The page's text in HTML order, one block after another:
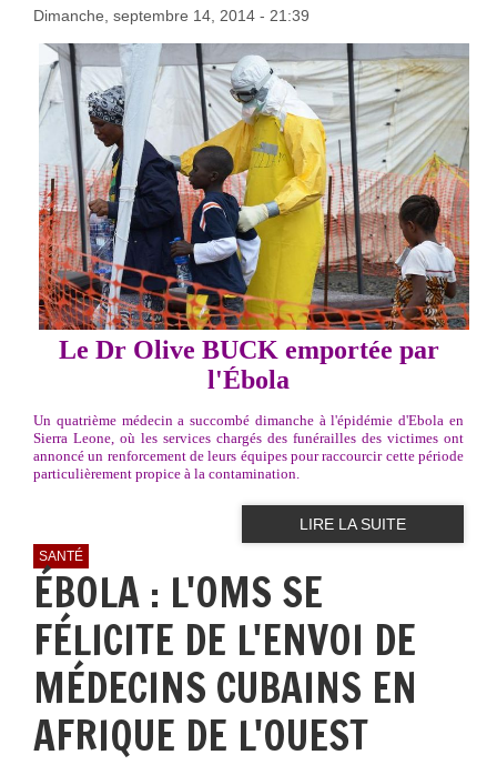
Dimanche, septembre 14, 2014 - 21:39
Le Dr Olive BUCK emportée par
l'Ébola
Un quatrième médecin a succombé dimanche à l'épidémie d'Ebola en
Sierra Leone, où les services chargés des funérailles des victimes ont
annoncé un renforcement de leurs équipes pour raccourcir cette période
particulièrement propice à la contamination.
LIRE LA SUITE
SANTÉ
ÉBOLA : L'OMS SE
FÉLICITE DE L'ENVOI DE
MÉDECINS CUBAINS EN
AFRIQUE DE L'OUEST